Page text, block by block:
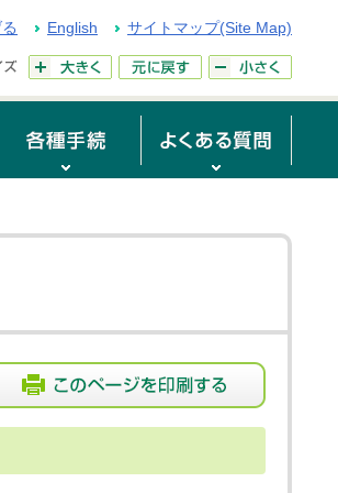
English サイトマップ(Site Map)